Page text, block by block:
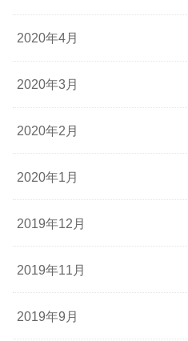
2020年4月
2020年3月
2020年2月
2020年1月
2019年12月
2019年11月
2019年9月